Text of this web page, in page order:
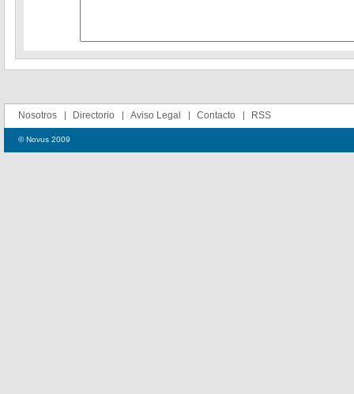
Nosotros Directorio Aviso Legal Contacto RSS
© Novus 2009